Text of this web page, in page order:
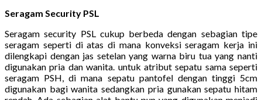
Seragam Security PSL
Seragam security PSL cukup berbeda dengan sebagian tipe
seragam seperti di atas di mana konveksi seragam kerja ini
dilengkapi dengan jas setelan yang warna biru tua yang nanti
digunakan pria dan wanita. untuk atribut sepatu sama seperti
seragam PSH, di mana sepatu pantofel dengan tinggi 5cm
digunakan bagi wanita sedangkan pria gunakan sepatu hitam